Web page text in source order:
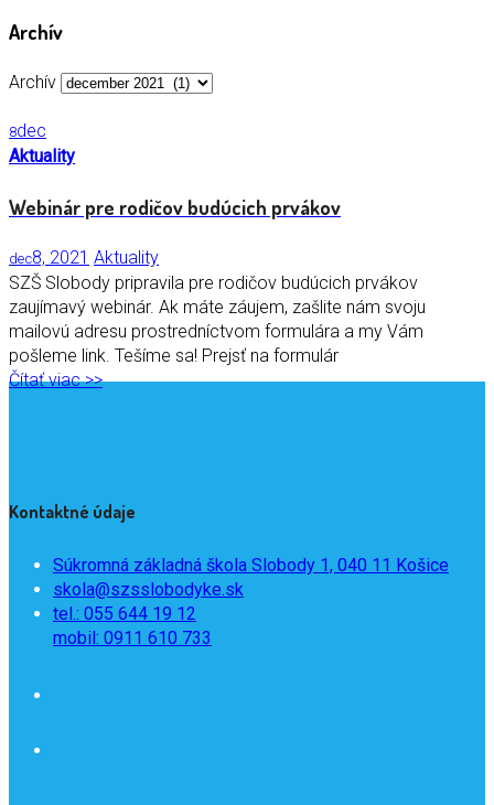
Archív
Archív
8dec
Aktuality
Webinár pre rodičov budúcich prvákov
dec8, 2021 Aktuality
SZŠ Slobody pripravila pre rodičov budúcich prvákov
zaujímavý webinár. Ak máte záujem, zašlite nám svoju
mailovú adresu prostredníctvom formulára a my Vám
pošleme link. Tešíme sa! Prejsť na formulár
Čítať viac >>
Kontaktné údaje
Súkromná základná škola Slobody 1, 040 11 Košice
skola@szsslobodyke.sk
tel.: 055 644 19 12
mobil: 0911 610 733